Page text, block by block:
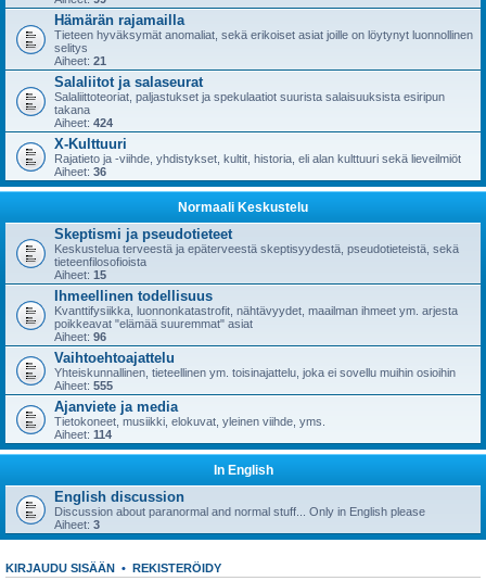
Hämärän rajamailla
Tieteen hyväksymät anomaliat, sekä erikoiset asiat joille on löytynyt luonnollinen
selitys
Aiheet: 21
Salaliitot ja salaseurat
Salaliittoteoriat, paljastukset ja spekulaatiot suurista salaisuuksista esiripun
takana
Aiheet: 424
X-Kulttuuri
Rajatieto ja -viihde, yhdistykset, kultit, historia, eli alan kulttuuri sekä lieveilmiöt
Aiheet: 36
Normaali Keskustelu
Skeptismi ja pseudotieteet
Keskustelua terveestä ja epäterveestä skeptisyydestä, pseudotieteistä, sekä
tieteenfilosofioista
Aiheet: 15
Ihmeellinen todellisuus
Kvanttifysiikka, luonnonkatastrofit, nähtävyydet, maailman ihmeet ym. arjesta
poikkeavat "elämää suuremmat" asiat
Aiheet: 96
Vaihtoehtoajattelu
Yhteiskunnallinen, tieteellinen ym. toisinajattelu, joka ei sovellu muihin osioihin
Aiheet: 555
Ajanviete ja media
Tietokoneet, musiikki, elokuvat, yleinen viihde, yms.
Aiheet: 114
In English
English discussion
Discussion about paranormal and normal stuff... Only in English please
Aiheet: 3
KIRJAUDU SISÄÄN • REKISTERÖIDY